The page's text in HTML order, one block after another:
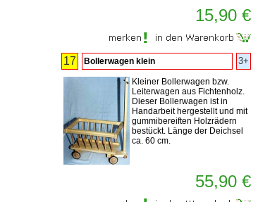
15,90 €
17 Bollerwagen klein 3+
Kleiner Bollerwagen bzw.
Leiterwagen aus Fichtenholz.
Dieser Bollerwagen ist in
Handarbeit hergestellt und mit
gummibereiften Holzrädern
bestückt. Länge der Deichsel
ca. 60 cm.
55,90 €